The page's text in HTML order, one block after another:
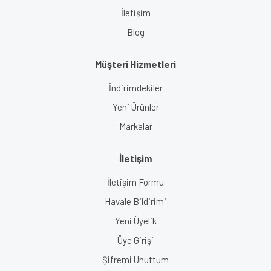
İletişim
Blog
Müşteri Hizmetleri
İndirimdekiler
Yeni Ürünler
Markalar
İletişim
İletişim Formu
Havale Bildirimi
Yeni Üyelik
Üye Girişi
Şifremi Unuttum